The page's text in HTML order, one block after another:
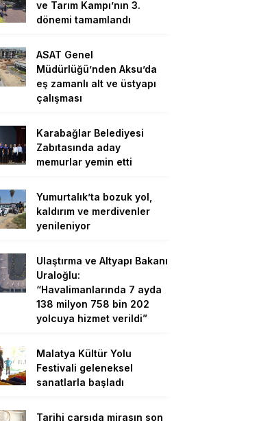
ve Tarım Kampı’nın 3.
dönemi tamamlandı
ASAT Genel
Müdürlüğü’nden Aksu’da
eş zamanlı alt ve üstyapı
çalışması
Karabağlar Belediyesi
Zabıtasında aday
memurlar yemin etti
Yumurtalık’ta bozuk yol,
kaldırım ve merdivenler
yenileniyor
Ulaştırma ve Altyapı Bakanı
Uraloğlu:
“Havalimanlarında 7 ayda
138 milyon 758 bin 202
yolcuya hizmet verildi”
Malatya Kültür Yolu
Festivali geleneksel
sanatlarla başladı
Tarihi çarşıda mirasın son